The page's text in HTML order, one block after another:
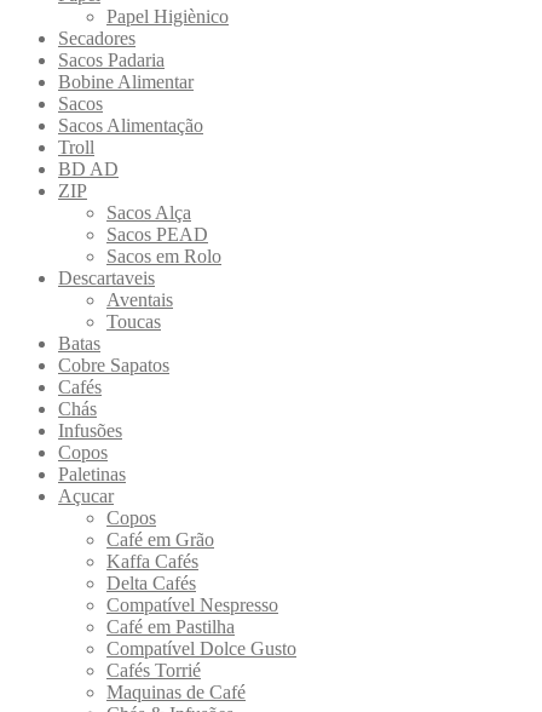
Papel Higiènico
Secadores
Sacos Padaria
Bobine Alimentar
Sacos
Sacos Alimentação
Troll
BD AD
ZIP
Sacos Alça
Sacos PEAD
Sacos em Rolo
Descartaveis
Aventais
Toucas
Batas
Cobre Sapatos
Cafés
Chás
Infusões
Copos
Paletinas
Açucar
Copos
Café em Grão
Kaffa Cafés
Delta Cafés
Compatível Nespresso
Café em Pastilha
Compatível Dolce Gusto
Cafés Torrié
Maquinas de Café